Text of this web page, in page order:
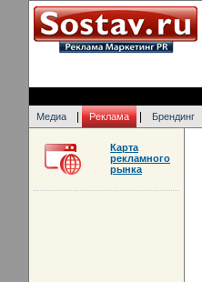
Медиа Реклама Брендинг
Карта
рекламного
рынка